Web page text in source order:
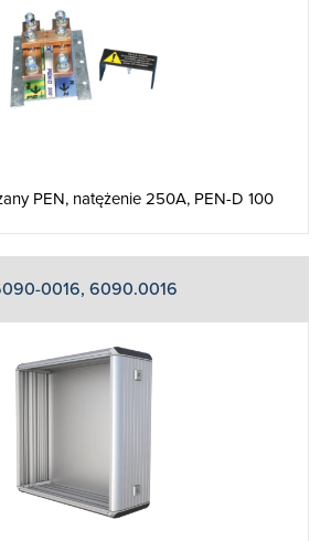
PEN, natężenie 250A, PEN-D 100
0016, 6090.0016